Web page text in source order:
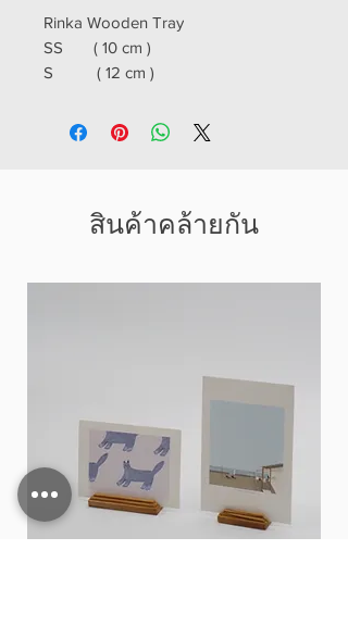
Rinka Wooden Tray
SS ( 10 cm )
S ( 12 cm )
L ( 16 cm )
สินค้าคล้ายกัน